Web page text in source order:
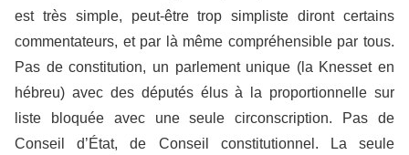
est très simple, peut-être trop simpliste diront certains
commentateurs, et par là même compréhensible par tous.
Pas de constitution, un parlement unique (la Knesset en
hébreu) avec des députés élus à la proportionnelle sur
liste bloquée avec une seule circonscription. Pas de
Conseil d’État, de Conseil constitutionnel. La seule